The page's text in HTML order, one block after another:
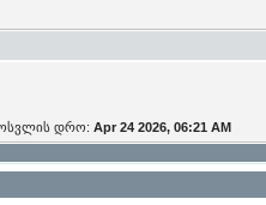
დრო:Apr 24 2026, 06:21 AM